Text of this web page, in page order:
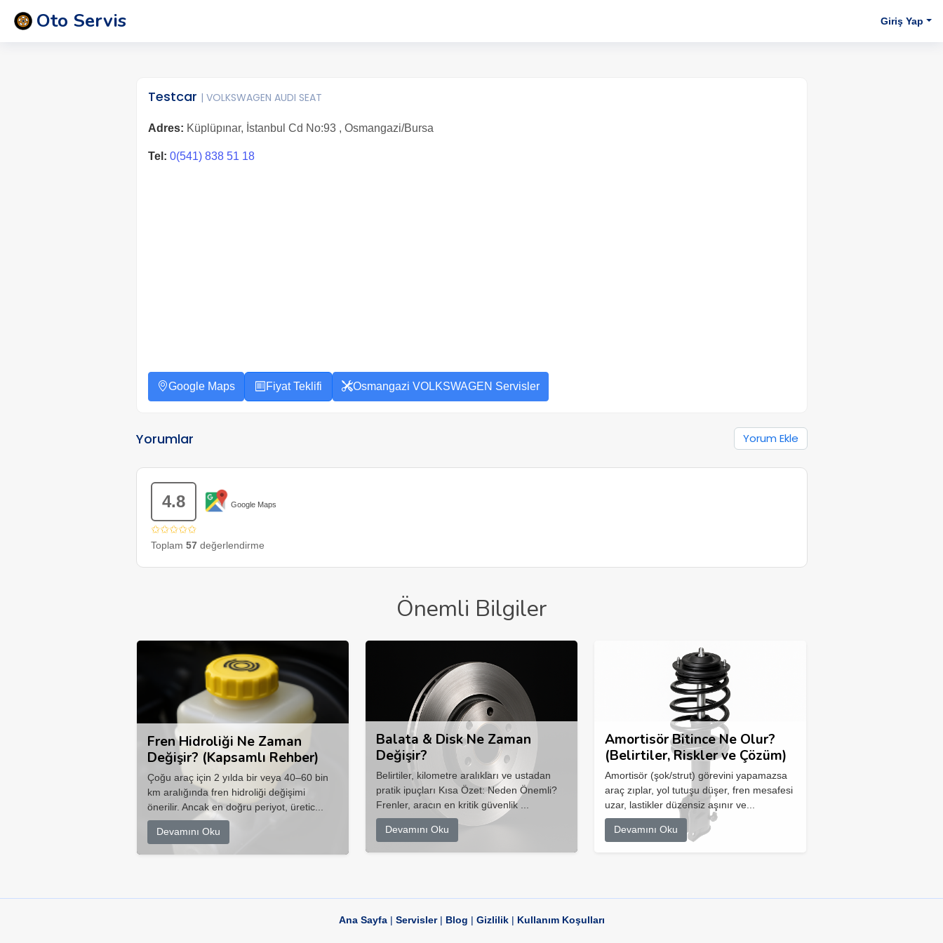
Oto Servis Giriş Yap
Testcar | VOLKSWAGEN AUDI SEAT
Adres: Küplüpınar, İstanbul Cd No:93 , Osmangazi/Bursa
Tel: 0(541) 838 51 18
Google Maps Fiyat Teklifi Osmangazi VOLKSWAGEN Servisler
Yorumlar Yorum Ekle
4.8 Google Maps
✩✩✩✩✩
Toplam 57değerlendirme
Önemli Bilgiler
Fren Hidroliği Ne Zaman
Değişir? (Kapsamlı Rehber)
Çoğu araç için 2 yılda bir veya 40–60 bin
km aralığında fren hidroliği değişimi
önerilir. Ancak en doğru periyot, üretic...
Devamını Oku
Balata & Disk Ne Zaman
Değişir?
Belirtiler, kilometre aralıkları ve ustadan
pratik ipuçları Kısa Özet: Neden Önemli?
Frenler, aracın en kritik güvenlik ...
Devamını Oku
Amortisör Bitince Ne Olur?
(Belirtiler, Riskler ve Çözüm)
Amortisör (şok/strut) görevini yapamazsa
araç zıplar, yol tutuşu düşer, fren mesafesi
uzar, lastikler düzensiz aşınır ve...
Devamını Oku
Ana Sayfa| Servisler| Blog | Gizlilik| Kullanım Koşulları